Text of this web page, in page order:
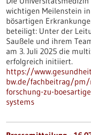
wichtigen Meilenstein
bösartigen
beteiligt: Unter der
Saußele und ihrem
am 3. Juli 2025 die
erfolgreich initiiert.
https://
bw.de/fachbeitrag/pm/
forschung-zu-
systems